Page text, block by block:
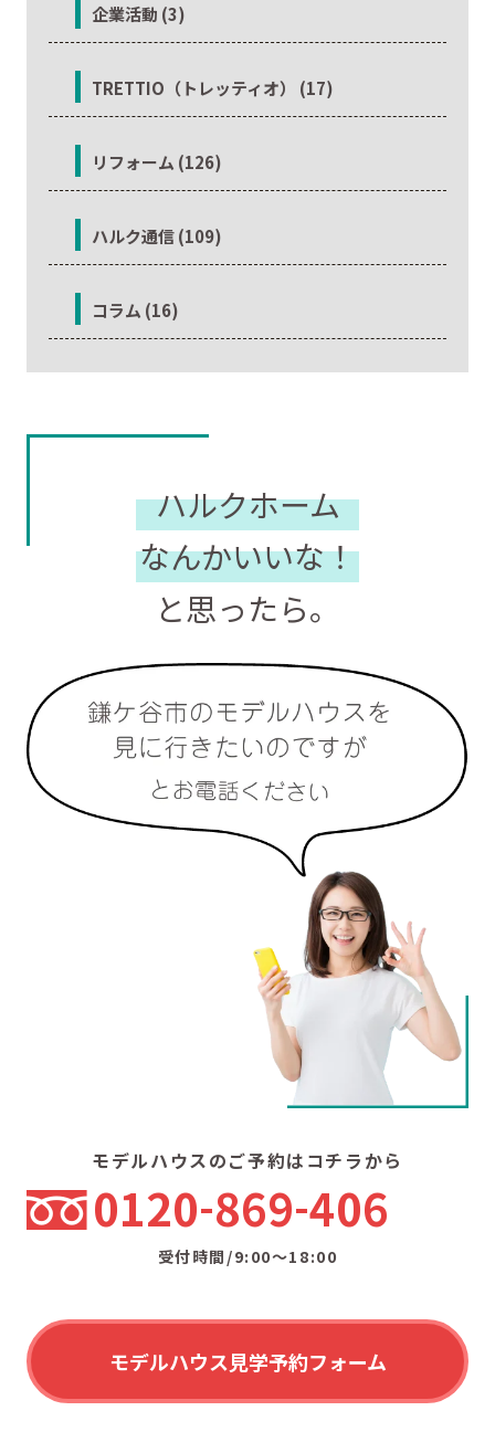
企業活動 (3)
TRETTIO（トレッティオ） (17)
リフォーム (126)
ハルク通信 (109)
コラム (16)
ハルクホーム
なんかいいな！
と思ったら。
モデルハウスのご予約はコチラから
0120 869 406
受付時間/9:00〜18:00
モデルハウス見学予約フォーム